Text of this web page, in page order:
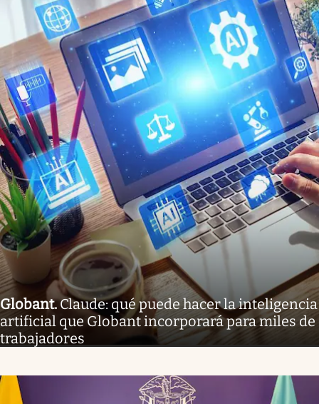
Globant.Claude: qué puede hacer la inteligencia
artificial que Globant incorporará para miles de
trabajadores